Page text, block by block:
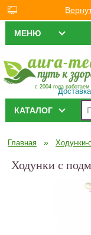
МЕНЮ
с 2004 года
КАТАЛОГ
Главная » Ходунки-
Ходунки с